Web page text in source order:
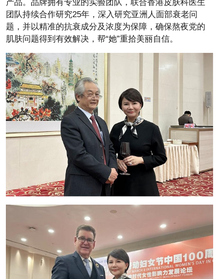
产品。品牌拥有专业的实验团队，联合香港皮肤科医生
团队持续合作研究25年，深入研究亚洲人面部衰老问
题，并以精准的抗衰成分及浓度为保障，确保熬夜党的
肌肤问题得到有效解决，帮“她”重拾美丽自信。